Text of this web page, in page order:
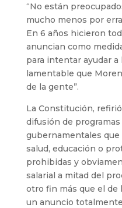
“No están
mucho menos por
En 6 años hicieron
anuncian como
para intentar ayudar a
lamentable que
de la gente”.
La Constitución, refirió
difusión de
gubernamentales
salud, educación o
prohibidas y
salarial a mitad del
otro fin más que el de
un anuncio totalmente